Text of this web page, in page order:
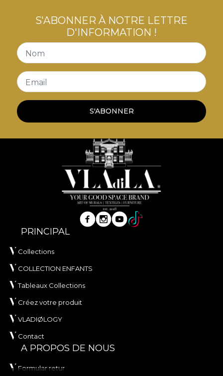
S'ABONNER À NOTRE LETTRE
D'INFORMATION !
Nom
Email
S'ABONNER
PRINCIPAL
Collections
COLLECTION ENFANTS
Tableaux Collections
Créez votre produit
VLADIØLOGY
Contact
A PROPOS DE NOUS
Formular retur